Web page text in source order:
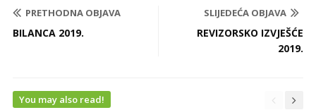
PRETHODNA OBJAVA
BILANCA 2019.
SLIJEDEĆA OBJAVA
REVIZORSKO IZVJEŠĆE
2019.
You may also read!